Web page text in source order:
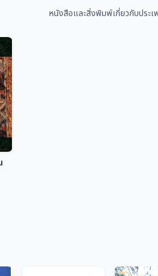
หนังสือและสิ่งพิมพ์เกี่ยวกับประเ